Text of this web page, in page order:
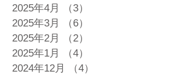
2025年4月
（3）
2025年3月
（6）
2025年2月
（2）
2025年1月
（4）
2024年12月
（4）